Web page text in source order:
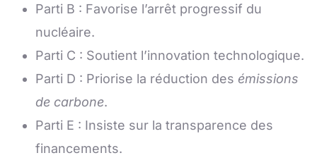
Parti B : Favorise l’arrêt progressif du
nucléaire.
Parti C : Soutient l’innovation technologique.
Parti D : Priorise la réduction des émissions
de carbone.
Parti E : Insiste sur la transparence des
financements.